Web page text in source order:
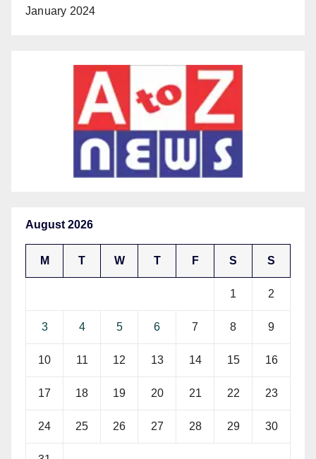
January 2024
August 2026
M T W T F S S
1 2
3 4 5 6 7 8 9
10 11 12 13 14 15 16
17 18 19 20 21 22 23
24 25 26 27 28 29 30